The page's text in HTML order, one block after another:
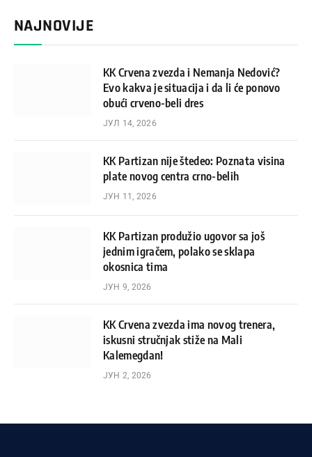
NAJNOVIJE
KK Crvena zvezda i Nemanja Nedović?
Evo kakva je situacija i da li će ponovo
obući crveno-beli dres
ЈУЛ 14, 2026
KK Partizan nije štedeo: Poznata visina
plate novog centra crno-belih
ЈУН 11, 2026
KK Partizan produžio ugovor sa još
jednim igračem, polako se sklapa
okosnica tima
ЈУН 9, 2026
KK Crvena zvezda ima novog trenera,
iskusni stručnjak stiže na Mali
Kalemegdan!
ЈУН 2, 2026